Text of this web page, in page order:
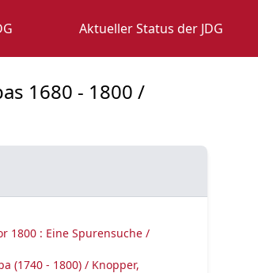
Aktueller Status der JDG
1680 - 1800 /
1800 : Eine Spurensuche /
(1740 - 1800) / Knopper,